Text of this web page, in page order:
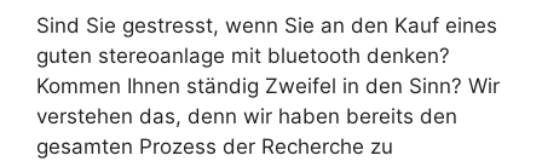
Sind Sie gestresst, wenn Sie an den Kauf eines
guten stereoanlage mit bluetooth denken?
Kommen Ihnen ständig Zweifel in den Sinn? Wir
verstehen das, denn wir haben bereits den
gesamten Prozess der Recherche zu